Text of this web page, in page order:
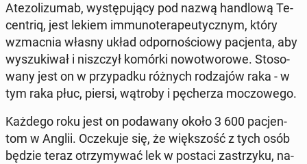
Ate­zo­li­zu­mab, wy­stę­pu­ją­cy pod nazwą han­dlo­wą Te­
cen­triq, jest lekiem im­mu­no­te­ra­peu­tycz­nym, który
wzmac­nia własny układ od­por­no­ścio­wy pa­cjen­ta, aby
wy­szu­ki­wał i nisz­czył komórki no­wo­two­ro­we. Sto­so­
wa­ny jest on w przy­pad­ku różnych ro­dza­jów raka - w
tym raka płuc, piersi, wątroby i pę­che­rza mo­czo­we­go.
Każdego roku jest on po­da­wa­ny około 3 600 pa­cjen­
tom w Anglii. Ocze­ku­je się, że więk­szość z tych osób
będzie teraz otrzy­my­wać lek w postaci za­strzy­ku, na­